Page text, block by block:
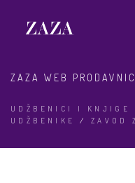
ZAZA WEB
UDŽBENICI I KNJIGE
UDŽBENIKE
/ ZAVOD